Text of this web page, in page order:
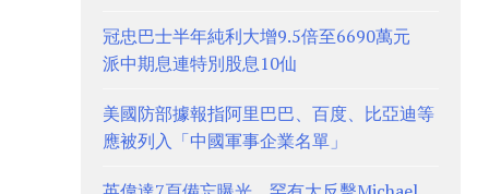
冠忠巴士半年純利大增9.5倍至6690萬元
派中期息連特別股息10仙
美國防部據報指阿里巴巴、百度、比亞迪等
應被列入「中國軍事企業名單」